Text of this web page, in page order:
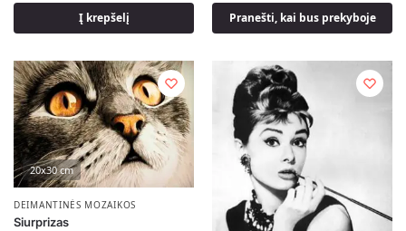
Į krepšelį Pranešti, kai bus prekyboje
20x30 cm
DEIMANTINĖS MOZAIKOS
Siurprizas